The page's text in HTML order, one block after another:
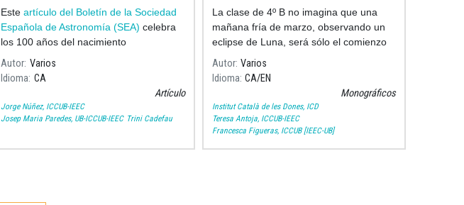
Boletín 53 de la Sociedad
Española de Astronomía
Este artículo del Boletín de la Sociedad
Española de Astronomía (SEA) celebra
los 100 años del nacimiento
Autor Varios
Idioma CA
Artículo
Jorge Núñez, ICCUB-IEEC
Josep Maria Paredes, UB-ICCUB-IEEC Trini Cadefau
La clase de 4º B no imagina que una
mañana fría de marzo, observando un
eclipse de Luna, será sólo el comienzo
de un viaje fascinante.
Autor Varios
Idioma CA EN
Monográficos
Institut Català de les Dones, ICD
Teresa Antoja, ICCUB-IEEC
Francesca Figueras, ICCUB [IEEC-UB]